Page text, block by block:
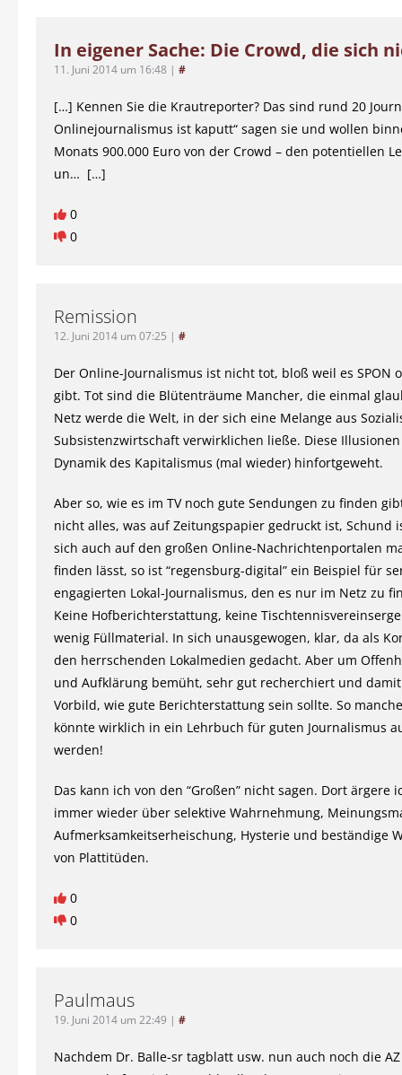
In eigener Sache: Die Crowd, die sich
11. Juni 2014 um 16:48 | #
[…] Kennen Sie die Krautreporter? Das sind rund 20
Onlinejournalismus ist kaputt“ sagen sie und wollen
Monats 900.000 Euro von der Crowd – den potentiellen
un… […]
0
0
Remission
12. Juni 2014 um 07:25 | #
Der Online-Journalismus ist nicht tot, bloß weil es SPON
gibt. Tot sind die Blütenträume Mancher, die einmal
Netz werde die Welt, in der sich eine Melange aus
Subsistenzwirtschaft verwirklichen ließe. Diese
Dynamik des Kapitalismus (mal wieder) hinfortgeweht.
Aber so, wie es im TV noch gute Sendungen zu finden
nicht alles, was auf Zeitungspapier gedruckt ist, Schund
sich auch auf den großen Online-Nachrichtenportalen
finden lässt, so ist “regensburg-digital” ein Beispiel für
engagierten Lokal-Journalismus, den es nur im Netz zu
Keine Hofberichterstattung, keine
wenig Füllmaterial. In sich unausgewogen, klar, da als
den herrschenden Lokalmedien gedacht. Aber um
und Aufklärung bemüht, sehr gut recherchiert und
Vorbild, wie gute Berichterstattung sein sollte. So
könnte wirklich in ein Lehrbuch für guten Journalismus
werden!
Das kann ich von den “Großen” nicht sagen. Dort ärgere
immer wieder über selektive Wahrnehmung,
Aufmerksamkeitserheischung, Hysterie und beständige
von Plattitüden.
0
0
Paulmaus
19. Juni 2014 um 22:49 | #
Nachdem Dr. Balle-sr tagblatt usw. nun auch noch die